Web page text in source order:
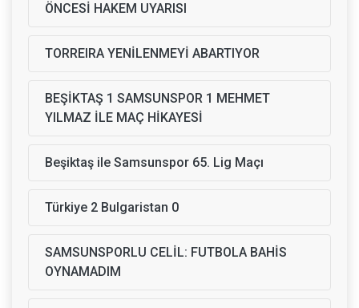
ÖNCESİ HAKEM UYARISI
TORREIRA YENİLENMEYİ ABARTIYOR
BEŞİKTAŞ 1 SAMSUNSPOR 1 MEHMET
YILMAZ İLE MAÇ HİKAYESİ
Beşiktaş ile Samsunspor 65. Lig Maçı
Türkiye 2 Bulgaristan 0
SAMSUNSPORLU CELİL: FUTBOLA BAHİS
OYNAMADIM